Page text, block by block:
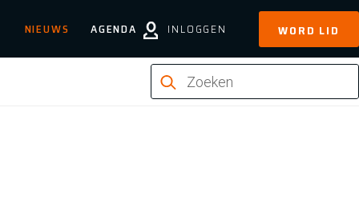
NIEUWS AGENDA INLOGGEN WORD LID